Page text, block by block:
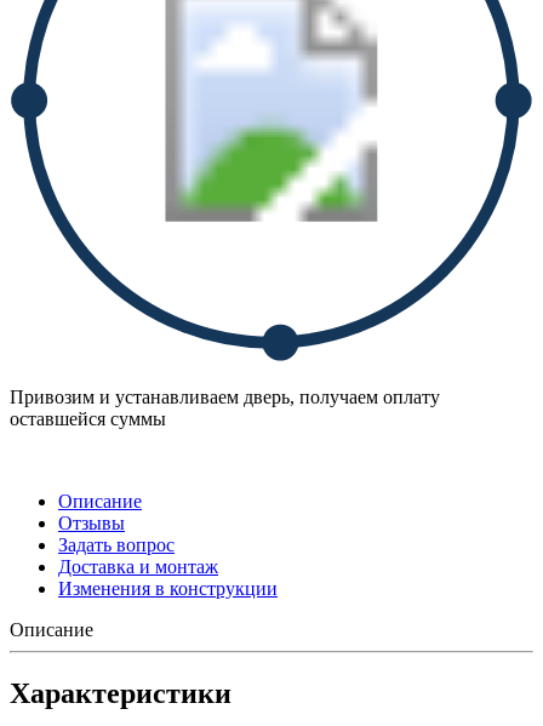
Привозим и устанавливаем дверь, получаем оплату
оставшейся суммы
Описание
Отзывы
Задать вопрос
Доставка и монтаж
Изменения в конструкции
Описание
Характеристики